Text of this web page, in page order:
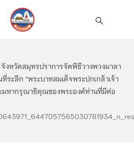
จังหวัดสมุทรปราการจัดพิธีวางพวงมาลา
ระลึก “พระบาทสมเด็จพระปกเกล้าเจ้า
มหากรุณาธิคุณของพระองค์ท่านที่มีต่อ